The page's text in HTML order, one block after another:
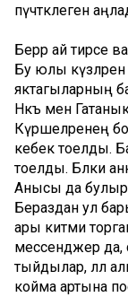
пүчтәклеген
Берәр ай тирәсе
Бу юлы
яктагыларның
Нәкъ менә
Күршеләренең
кебек тоелды.
тоелды. Бәлки
Анысы да
Бераздан ул
ары китми
мессенджер да,
тыйдылар, әллә
койма артына